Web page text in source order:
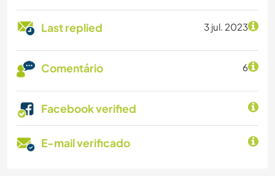
Last replied 3 jul. 2023
Comentário 6
Facebook verified
E-mail verificado